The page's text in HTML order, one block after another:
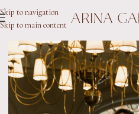
Skip to navigation
Skip to main content